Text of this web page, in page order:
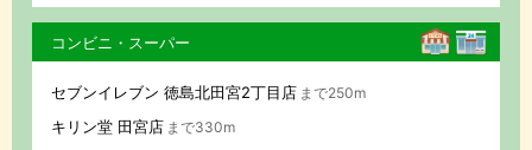
コンビニ・スーパー
セブンイレブン 徳島北田宮2丁目店 まで250m
キリン堂 田宮店 まで330m